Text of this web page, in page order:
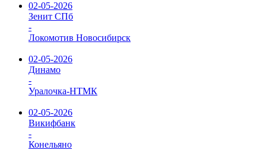
02-05-2026
Зенит СПб
-
Локомотив Новосибирск
02-05-2026
Динамо
-
Уралочка-НТМК
02-05-2026
Викифбанк
-
Конельяно